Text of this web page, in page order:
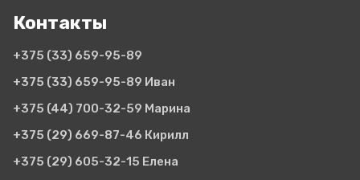
Контакты
+375 (33) 659-95-89
+375 (33) 659-95-89 Иван
+375 (44) 700-32-59 Марина
+375 (29) 669-87-46 Кирилл
+375 (29) 605-32-15 Елена